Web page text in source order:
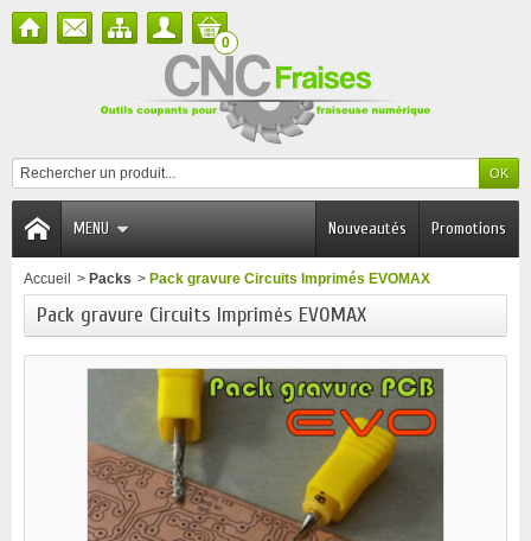
0
MENU Promotions
Nouveautés
Accueil > Packs > Pack gravure Circuits Imprimés EVOMAX
Pack gravure Circuits Imprimés EVOMAX